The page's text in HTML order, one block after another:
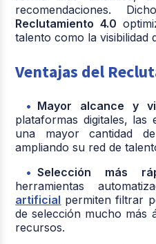
recomendaciones.
Reclutamiento 4.0
talento como la visibilidad
Ventajas del
Mayor alcance y
plataformas digitales, las
una mayor cantidad
ampliando su red de
Selección más
herramientas
artificial permiten filtrar
de selección mucho más
recursos.